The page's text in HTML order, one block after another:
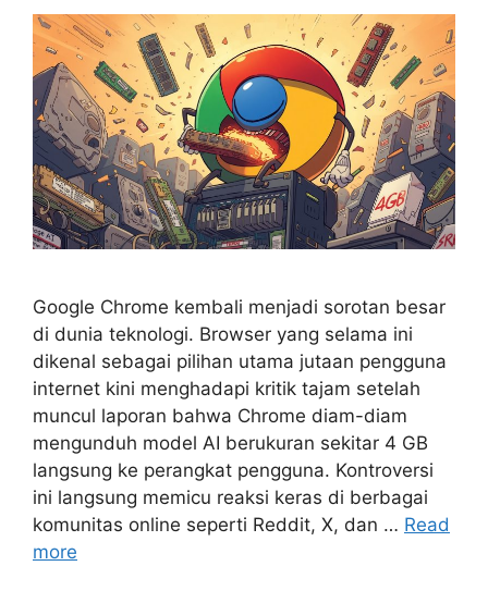
Google Chrome kembali menjadi sorotan besar
di dunia teknologi. Browser yang selama ini
dikenal sebagai pilihan utama jutaan pengguna
internet kini menghadapi kritik tajam setelah
muncul laporan bahwa Chrome diam-diam
mengunduh model AI berukuran sekitar 4 GB
langsung ke perangkat pengguna. Kontroversi
ini langsung memicu reaksi keras di berbagai
komunitas online seperti Reddit, X, dan … Read
more